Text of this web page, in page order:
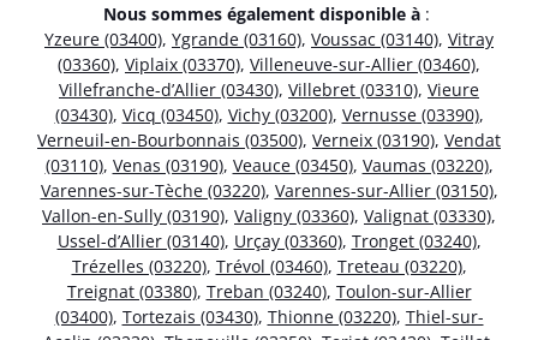
Nous sommes également disponible à :
Yzeure (03400), Ygrande (03160), Voussac (03140), Vitray
(03360), Viplaix (03370), Villeneuve-sur-Allier (03460),
Villefranche-d’Allier (03430), Villebret (03310), Vieure
(03430), Vicq (03450), Vichy (03200), Vernusse (03390),
Verneuil-en-Bourbonnais (03500), Verneix (03190), Vendat
(03110), Venas (03190), Veauce (03450), Vaumas (03220),
Varennes-sur-Tèche (03220), Varennes-sur-Allier (03150),
Vallon-en-Sully (03190), Valigny (03360), Valignat (03330),
Ussel-d’Allier (03140), Urçay (03360), Tronget (03240),
Trézelles (03220), Trévol (03460), Treteau (03220),
Treignat (03380), Treban (03240), Toulon-sur-Allier
(03400), Tortezais (03430), Thionne (03220), Thiel-sur-